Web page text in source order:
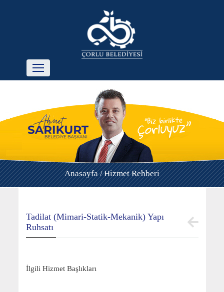
Anasayfa /Hizmet Rehberi
Tadilat (Mimari-Statik-Mekanik) Yapı
Ruhsatı
İlgili Hizmet Başlıkları